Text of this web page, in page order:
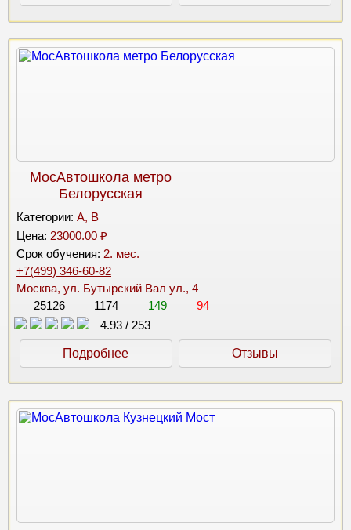
МосАвтошкола метро
Белорусская
Категории: A, B
Цена: 23000.00 ₽
Срок обучения: 2. мес.
+7(499) 346-60-82
Москва, ул. Бутырский Вал ул., 4
25126
1174 149
94
4.93 / 253
Подробнее Отзывы